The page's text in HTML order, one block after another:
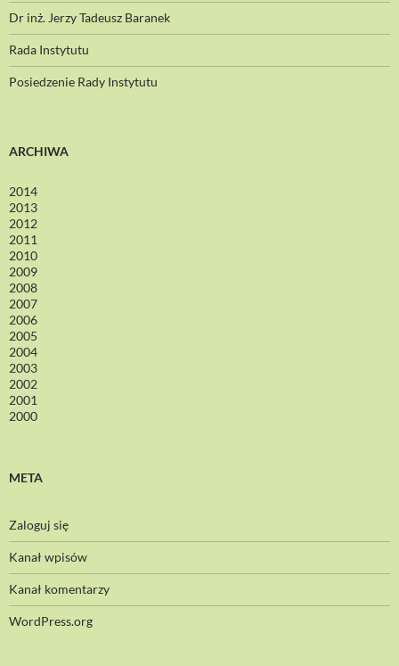
Dr inż. Jerzy Tadeusz Baranek
Rada Instytutu
Posiedzenie Rady Instytutu
ARCHIWA
2014
2013
2012
2011
2010
2009
2008
2007
2006
2005
2004
2003
2002
2001
2000
META
Zaloguj się
Kanał wpisów
Kanał komentarzy
WordPress.org